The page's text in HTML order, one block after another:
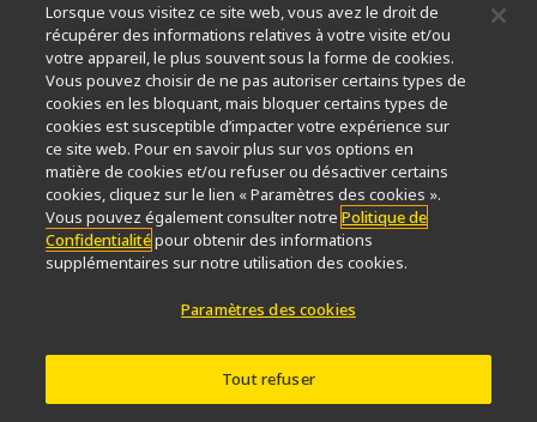
NouvellesÉvénementsProfil de la sociétéCarrières
ServiceDurabilité
Bien-être
Nikon Microscopes 100th Anniversary
Popular Links
Dernières nouvelles et actualitésSélecteur d’objectifs
Resolution CalculatorPubScopeOEM
Nikon Small World
MicroscopyU
Lorsque vous visitez ce site web, vous avez le droit de
récupérer des informations relatives à votre visite et/ou
votre appareil, le plus souvent sous la forme de cookies.
Vous pouvez choisir de ne pas autoriser certains types de
cookies en les bloquant, mais bloquer certains types de
cookies est susceptible d’impacter votre expérience sur
ce site web. Pour en savoir plus sur vos options en
matière de cookies et/ou refuser ou désactiver certains
cookies, cliquez sur le lien « Paramètres des cookies ».
Vous pouvez également consulter notrePolitique de
Confidentialitépour obtenir des informations
supplémentaires sur notre utilisation des cookies.
Paramètres des cookies
Tout refuser